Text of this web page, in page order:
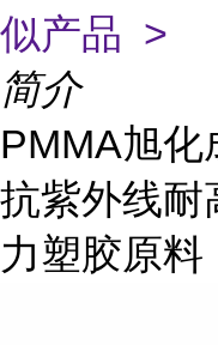
似产品 >
简介
PMMA旭化
抗紫外线耐
力塑胶原料